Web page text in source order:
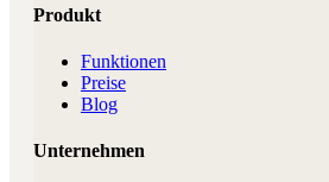
Produkt
Funktionen
Preise
Blog
Unternehmen